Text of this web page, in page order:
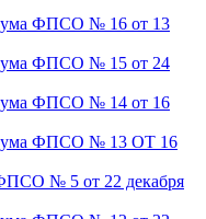
ФПСО № 16 от 13
ФПСО № 15 от 24
ФПСО № 14 от 16
ФПСО № 13 ОТ 16
№ 5 от 22 декабря